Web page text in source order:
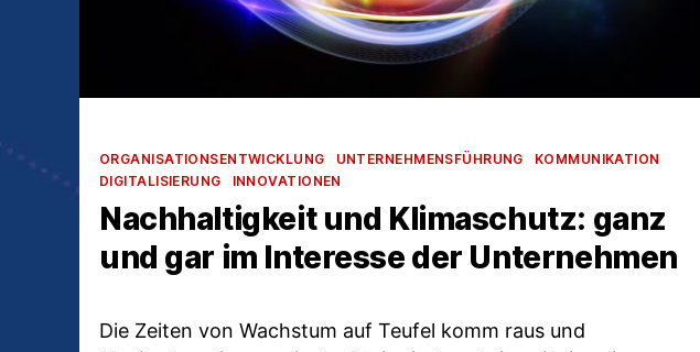
Kategorien
ORGANISATIONSENTWICKLUNG UNTERNEHMENSFÜHRUNG
KOMMUNIKATION
DIGITALISIERUNG
INNOVATIONEN
Nachhaltigkeit und Klimaschutz: ganz
und gar im Interesse der Unternehmen
Die Zeiten von Wachstum auf Teufel komm raus und